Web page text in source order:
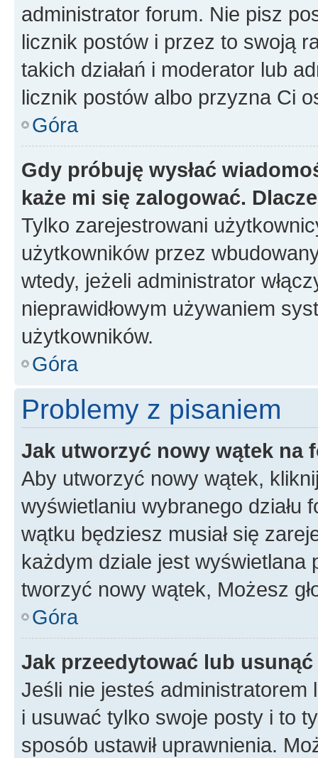
administrator forum. Nie pisz
licznik postów i przez to swoją
takich działań i moderator lub
licznik postów albo przyzna Ci
Góra
Gdy próbuję wysłać
każe mi się zalogować.
Tylko zarejestrowani
użytkowników przez
wtedy, jeżeli administrator
nieprawidłowym używaniem
użytkowników.
Góra
Problemy z pisaniem
Jak utworzyć nowy wątek na
Aby utworzyć nowy wątek,
wyświetlaniu wybranego działu
wątku będziesz musiał się
każdym dziale jest wyświetlana
tworzyć nowy wątek, Możesz
Góra
Jak przeedytować lub
Jeśli nie jesteś
i usuwać tylko swoje posty i to
sposób ustawił uprawnienia.